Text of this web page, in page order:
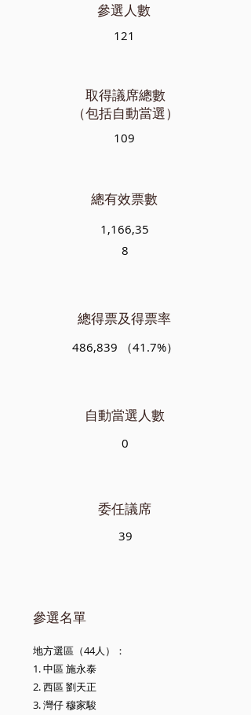
參選人數
121
取得議席總數
（包括自動當選）
109
總有效票數
1,166,35
8
總得票及得票率
486,839 （41.7%）
自動當選人數
0
委任議席
39
參選名單
地方選區（44人）：
1. 中區 施永泰
2. 西區 劉天正
3. 灣仔 穆家駿